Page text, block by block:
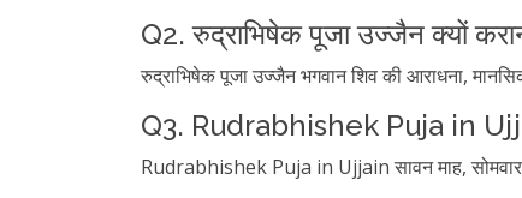
Q2. रुद्राभिषेक पूजा उज्जैन क्यों
रुद्राभिषेक पूजा उज्जैन भगवान शिव की आराधना,
Q3. Rudrabhishek Puja in
Rudrabhishek Puja in Ujjain सावन माह, सोमवार,